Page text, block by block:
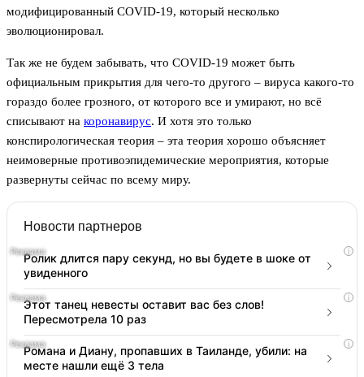
модифицированный COVID-19, который несколько
эволюционировал.
Так же не будем забывать, что COVID-19 может быть
официальным прикрытия для чего-то другого – вируса какого-то
гораздо более грозного, от которого все и умирают, но всё
списывают на коронавирус. И хотя это только
конспирологическая теория – эта теория хорошо объясняет
неимоверные противоэпидемические мероприятия, которые
развернуты сейчас по всему миру.
Новости партнеров
i
Ролик длится пару секунд, но вы будете в шоке от
увиденного
i
Этот танец невесты оставит вас без слов!
Пересмотрела 10 раз
i
Романа и Диану, пропавших в Таиланде, убили: на
месте нашли ещё 3 тела